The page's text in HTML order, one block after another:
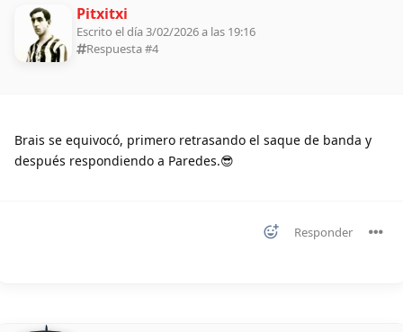
Pitxitxi
Escrito el día 3/02/2026 a las 19:16
Respuesta #4
Brais se equivocó, primero retrasando el saque de banda y
después respondiendo a Paredes.😎
Responder